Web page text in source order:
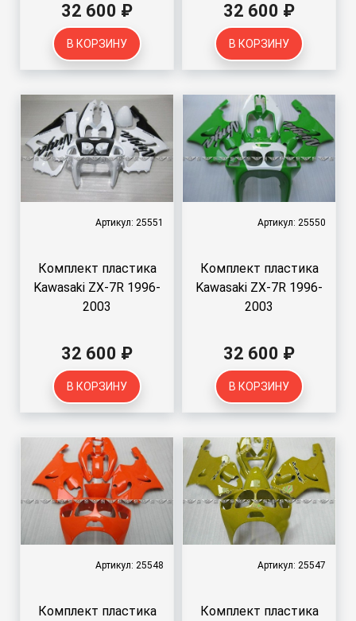
32 600 ₽
В КОРЗИНУ
32 600 ₽
В КОРЗИНУ
Артикул: 25551
Комплект пластика
Kawasaki ZX-7R 1996-
2003
32 600 ₽
В КОРЗИНУ
Артикул: 25550
Комплект пластика
Kawasaki ZX-7R 1996-
2003
32 600 ₽
В КОРЗИНУ
Артикул: 25548
Комплект пластика
Артикул: 25547
Комплект пластика